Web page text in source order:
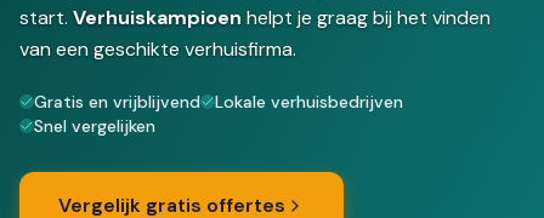
start. Verhuiskampioen helpt je graag bij het vinden
van een geschikte verhuisfirma.
Gratis en vrijblijvend
Lokale verhuisbedrijven
Snel vergelijken
Vergelijk gratis offertes